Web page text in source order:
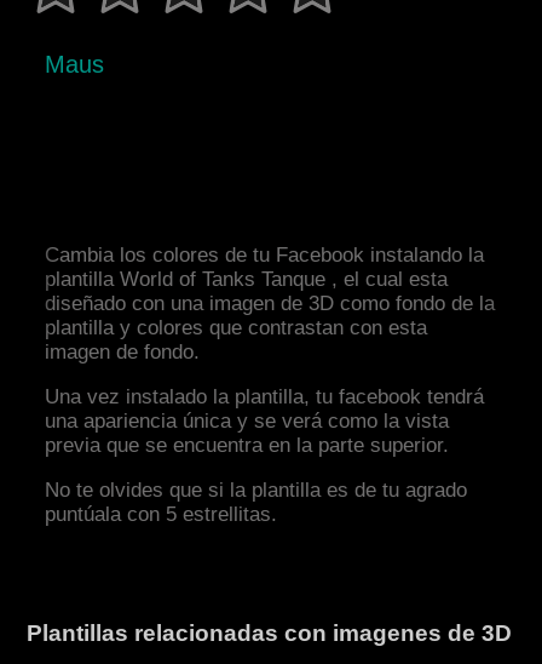
Maus
Cambia los colores de tu Facebook instalando la
plantilla World of Tanks Tanque , el cual esta
diseñado con una imagen de 3D como fondo de la
plantilla y colores que contrastan con esta
imagen de fondo.
Una vez instalado la plantilla, tu facebook tendrá
una apariencia única y se verá como la vista
previa que se encuentra en la parte superior.
No te olvides que si la plantilla es de tu agrado
puntúala con 5 estrellitas.
Plantillas relacionadas con imagenes de 3D